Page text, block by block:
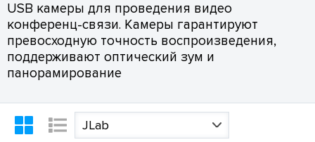
USB камеры для проведения видео
конференц-связи. Камеры гарантируют
превосходную точность воспроизведения,
поддерживают оптический зум и
панорамирование
JLab